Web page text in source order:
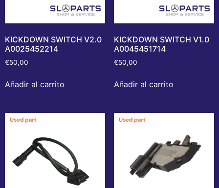
KICKDOWN SWITCH V2.0
A0025452214
€50,00
Añadir al carrito
KICKDOWN SWITCH V1.0
A0045451714
€50,00
Añadir al carrito